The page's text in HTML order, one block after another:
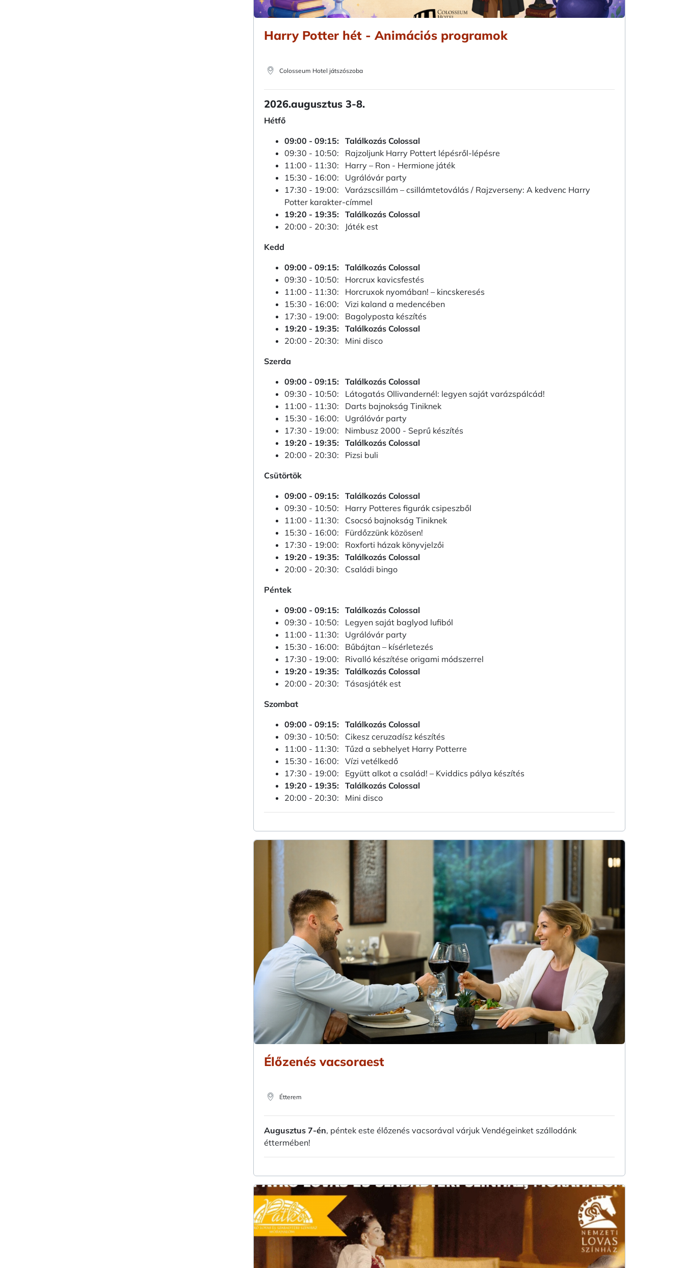
Harry Potter hét - Animációs programok
Colosseum Hotel játszószoba
2026.augusztus 3-8.
Hétfő
09:00 - 09:15: Találkozás Colossal
09:30 - 10:50: Rajzoljunk Harry Pottert lépésről-lépésre
11:00 - 11:30: Harry – Ron - Hermione játék
15:30 - 16:00: Ugrálóvár party
17:30 - 19:00: Varázscsillám – csillámtetoválás / Rajzverseny: A kedvenc Harry
Potter karakter-címmel
19:20 - 19:35: Találkozás Colossal
20:00 - 20:30: Játék est
Kedd
09:00 - 09:15: Találkozás Colossal
09:30 - 10:50: Horcrux kavicsfestés
11:00 - 11:30: Horcruxok nyomában! – kincskeresés
15:30 - 16:00: Vizi kaland a medencében
17:30 - 19:00: Bagolyposta készítés
19:20 - 19:35: Találkozás Colossal
20:00 - 20:30: Mini disco
Szerda
09:00 - 09:15: Találkozás Colossal
09:30 - 10:50: Látogatás Ollivandernél: legyen saját varázspálcád!
11:00 - 11:30: Darts bajnokság Tiniknek
15:30 - 16:00: Ugrálóvár party
17:30 - 19:00: Nimbusz 2000 - Seprű készítés
19:20 - 19:35: Találkozás Colossal
20:00 - 20:30: Pizsi buli
Csütörtök
09:00 - 09:15: Találkozás Colossal
09:30 - 10:50: Harry Potteres figurák csipeszből
11:00 - 11:30: Csocsó bajnokság Tiniknek
15:30 - 16:00: Fürdőzzünk közösen!
17:30 - 19:00: Roxforti házak könyvjelzői
19:20 - 19:35: Találkozás Colossal
20:00 - 20:30: Családi bingo
Péntek
09:00 - 09:15: Találkozás Colossal
09:30 - 10:50: Legyen saját baglyod lufiból
11:00 - 11:30: Ugrálóvár party
15:30 - 16:00: Bűbájtan – kísérletezés
17:30 - 19:00: Rivalló készítése origami módszerrel
19:20 - 19:35: Találkozás Colossal
20:00 - 20:30: Tásasjáték est
Szombat
09:00 - 09:15: Találkozás Colossal
09:30 - 10:50: Cikesz ceruzadísz készítés
11:00 - 11:30: Tűzd a sebhelyet Harry Potterre
15:30 - 16:00: Vízi vetélkedő
17:30 - 19:00: Együtt alkot a család! – Kviddics pálya készítés
19:20 - 19:35: Találkozás Colossal
20:00 - 20:30: Mini disco
Élőzenés vacsoraest
Étterem
Augusztus 7-én, péntek este élőzenés vacsorával várjuk Vendégeinket szállodánk
éttermében!